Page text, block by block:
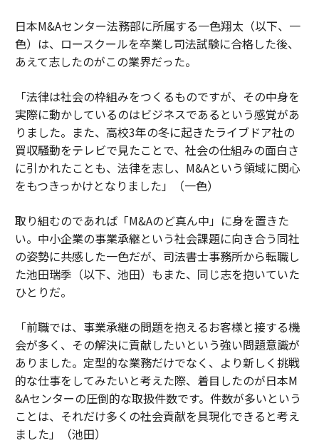
日本M&Aセンター法務部に所属する一色翔太（以下、一
色）は、ロースクールを卒業し司法試験に合格した後、
あえて志したのがこの業界だった。
「法律は社会の枠組みをつくるものですが、その中身を
実際に動かしているのはビジネスであるという感覚があ
りました。また、高校3年の冬に起きたライブドア社の
買収騒動をテレビで見たことで、社会の仕組みの面白さ
に引かれたことも、法律を志し、M&Aという領域に関心
をもつきっかけとなりました」（一色）
取り組むのであれば「M&Aのど真ん中」に身を置きた
い。中小企業の事業承継という社会課題に向き合う同社
の姿勢に共感した一色だが、司法書士事務所から転職し
た池田瑞季（以下、池田）もまた、同じ志を抱いていた
ひとりだ。
「前職では、事業承継の問題を抱えるお客様と接する機
会が多く、その解決に貢献したいという強い問題意識が
ありました。定型的な業務だけでなく、より新しく挑戦
的な仕事をしてみたいと考えた際、着目したのが日本M
&Aセンターの圧倒的な取扱件数です。件数が多いという
ことは、それだけ多くの社会貢献を具現化できると考え
ました」（池田）